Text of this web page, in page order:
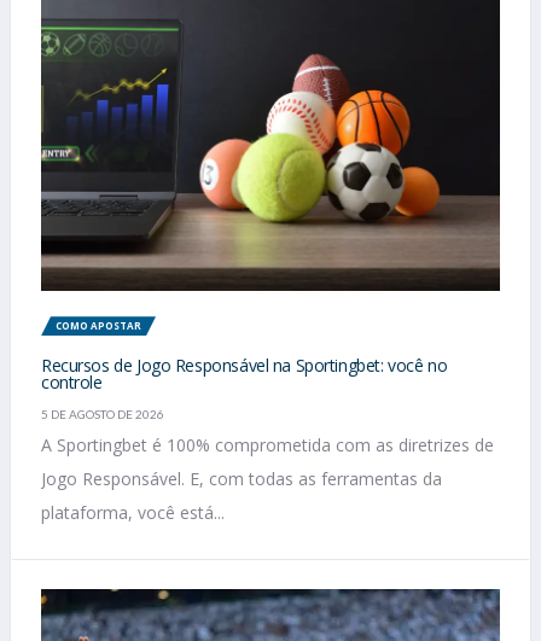
COMO APOSTAR
Recursos de Jogo Responsável na Sportingbet: você no
controle
5 DE AGOSTO DE 2026
A Sportingbet é 100% comprometida com as diretrizes de
Jogo Responsável. E, com todas as ferramentas da
plataforma, você está...